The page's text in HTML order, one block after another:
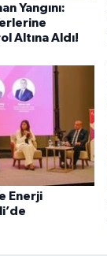
Yangını:
Altına Aldı!
Enerji